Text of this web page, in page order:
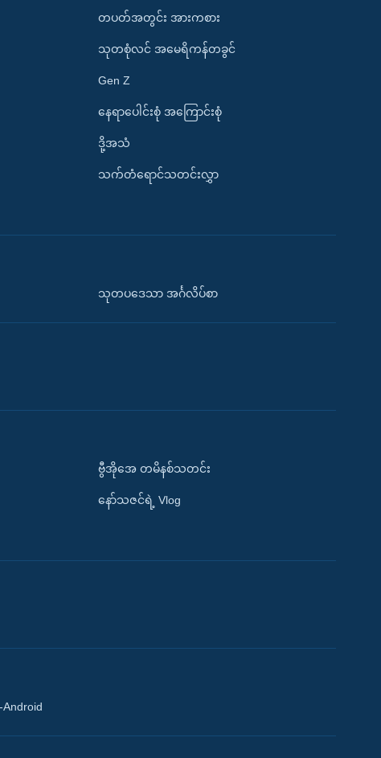
တပတ်အတွင်း အားကစား
သုတစုံလင် အမေရိကန်တခွင်
Gen Z
နေရာပေါင်းစုံ အကြောင်းစုံ
ဒို့အသံ
သက်တံရောင်သတင်းလွှာ
သုတပဒေသာ အင်္ဂလိပ်စာ
ဗွီအိုအေ တမိနစ်သတင်း
နော်သဇင်ရဲ့ Vlog